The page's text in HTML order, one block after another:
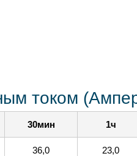
током
30мин 1ч
36,0 23,0